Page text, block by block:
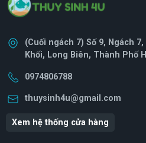
(Cuối ngách 7) Số 9, Ngách
Khối, Long Biên, Thành Phố
0974806788
thuysinh4u@gmail.com
Xem hệ thống cửa hàng